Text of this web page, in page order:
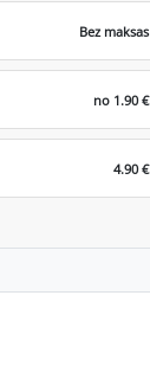
Bez maksas
no 1.90 €
4.90 €